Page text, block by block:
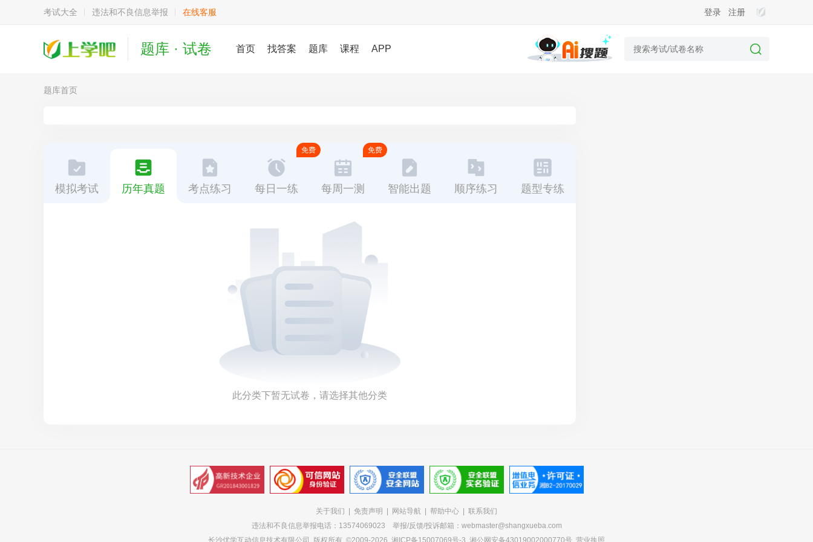
考试大全 违法和不良信息举报 在线客服 登录 注册
题库 · 试卷 首页 找答案 题库 课程 APP
题库首页
模拟考试 历年真题 考点练习 每日一练
免费
每周一测
免费
智能出题 顺序练习 题型专练
此分类下暂无试卷，请选择其他分类
关于我们 免责声明 网站导航 帮助中心
联系我们
违法和不良信息举报电话：13574069023 举报/反馈/投诉邮箱：webmaster@shangxueba.com
长沙优学互动信息技术有限公司
版权所有 ©2009-2026 湘ICP备15007069号-3 湘公网安备43019002000770号 营业执照